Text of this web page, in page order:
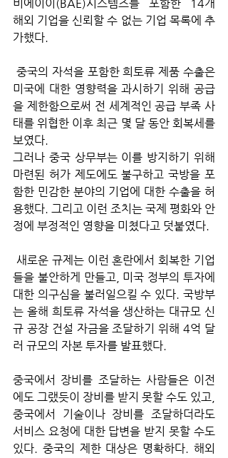
비에이이(BAE)시스템즈를 포함한 14개
해외 기업을 신뢰할 수 없는 기업 목록에 추
가했다.
미국에 대한 영향력을 과시하기 위해 공급
을 제한함으로써 전 세계적인 공급 부족 사
태를 위협한 이후 최근 몇 달 동안 회복세를
보였다.
그러나 중국 상무부는 이를 방지하기 위해
마련된 허가 제도에도 불구하고 국방을 포
함한 민감한 분야의 기업에 대한 수출을 허
용했다. 그리고 이런 조치는 국제 평화와 안
정에 부정적인 영향을 미쳤다고 덧붙였다.
들을 불안하게 만들고, 미국 정부의 투자에
대한 의구심을 불러일으킬 수 있다. 국방부
는 올해 희토류 자석을 생산하는 대규모 신
규 공장 건설 자금을 조달하기 위해 4억 달
러 규모의 자본 투자를 발표했다.
중국에서 장비를 조달하는 사람들은 이전
에도 그랬듯이 장비를 받지 못할 수도 있고,
중국에서 기술이나 장비를 조달하더라도
서비스 요청에 대한 답변을 받지 못할 수도
있다. 중국의 제한 대상은 명확하다. 해외